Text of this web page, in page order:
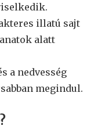
illatú sajt
alatt
a nedvesség
megindul.